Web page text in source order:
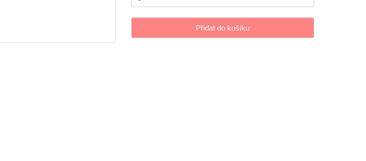
Přidat do košíku